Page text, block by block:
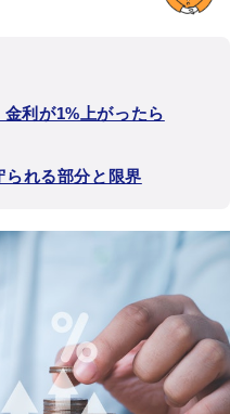
利が1%上がったら
られる部分と限界